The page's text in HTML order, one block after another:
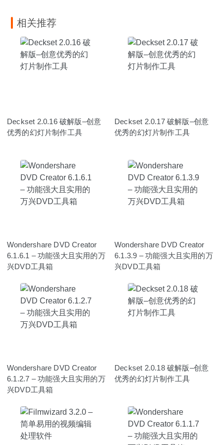
相关推荐
Deckset 2.0.16 破解版–创意
优秀的幻灯片制作工具
Deckset 2.0.17 破解版–创意
优秀的幻灯片制作工具
Wondershare DVD Creator
6.1.6.1 – 功能强大且实用的万
兴DVD工具箱
Wondershare DVD Creator
6.1.3.9 – 功能强大且实用的万
兴DVD工具箱
Wondershare DVD Creator
6.1.2.7 – 功能强大且实用的万
兴DVD工具箱
Deckset 2.0.18 破解版–创意
优秀的幻灯片制作工具